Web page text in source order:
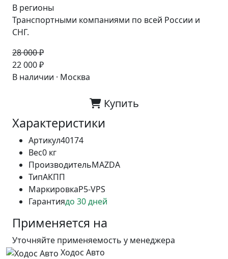
В регионы
Транспортными компаниями по всей России и
СНГ.
28 000 ₽
22 000 ₽
В наличии · Москва
Купить
Характеристики
Артикул40174
Вес0 кг
ПроизводительMAZDA
ТипАКПП
МаркировкаP5-VPS
Гарантиядо 30 дней
Применяется на
Уточняйте применяемость у менеджера
Ходос Авто